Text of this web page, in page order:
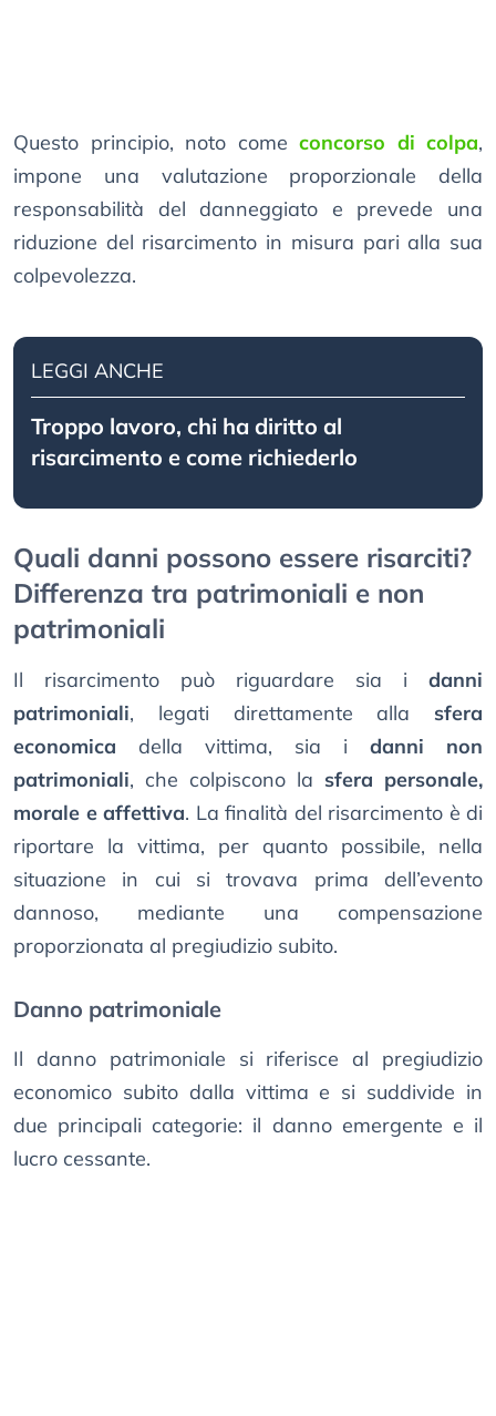
Questo principio, noto come concorso di colpa,
impone una valutazione proporzionale della
responsabilità del danneggiato e prevede una
riduzione del risarcimento in misura pari alla sua
colpevolezza.
LEGGI ANCHE
Troppo lavoro, chi ha diritto al
risarcimento e come richiederlo
Quali danni possono essere risarciti?
Differenza tra patrimoniali e non
patrimoniali
Il risarcimento può riguardare sia i danni
patrimoniali, legati direttamente alla sfera
economica della vittima, sia i danni non
patrimoniali, che colpiscono la sfera personale,
morale e affettiva. La finalità del risarcimento è di
riportare la vittima, per quanto possibile, nella
situazione in cui si trovava prima dell’evento
dannoso, mediante una compensazione
proporzionata al pregiudizio subito.
Danno patrimoniale
Il danno patrimoniale si riferisce al pregiudizio
economico subito dalla vittima e si suddivide in
due principali categorie: il danno emergente e il
lucro cessante.